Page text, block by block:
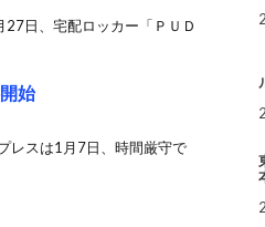
日、宅配ロッカー「ＰＵＤ
始
レスは1月7日、時間厳守で